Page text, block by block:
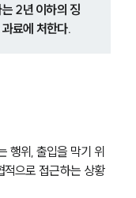
2년 이하의 징
료에 처한다.
행위, 출입을 막기 위
적으로 접근하는 상황